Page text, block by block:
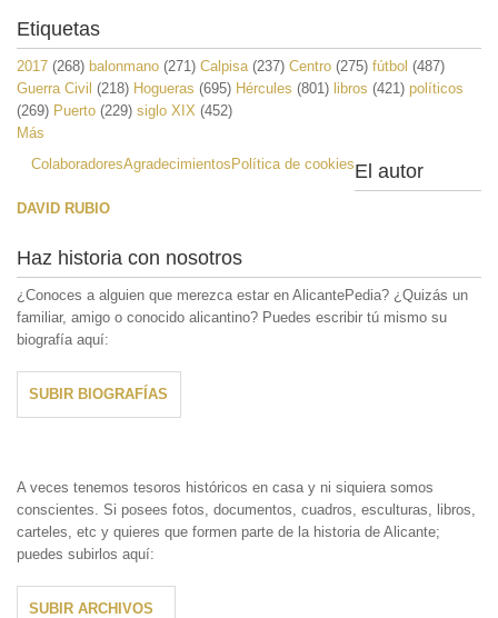
Etiquetas
2017 (268) balonmano (271) Calpisa (237) Centro (275) fútbol (487)
Guerra Civil (218) Hogueras (695) Hércules (801) libros (421) políticos
(269) Puerto (229) siglo XIX (452)
Más
ColaboradoresAgradecimientos Política de cookiesEl autor
DAVID RUBIO
Haz historia con nosotros
¿Conoces a alguien que merezca estar en AlicantePedia? ¿Quizás un
familiar, amigo o conocido alicantino? Puedes escribir tú mismo su
biografía aquí:
SUBIR BIOGRAFÍAS
A veces tenemos tesoros históricos en casa y ni siquiera somos
conscientes. Si posees fotos, documentos, cuadros, esculturas, libros,
carteles, etc y quieres que formen parte de la historia de Alicante;
puedes subirlos aquí:
SUBIR ARCHIVOS